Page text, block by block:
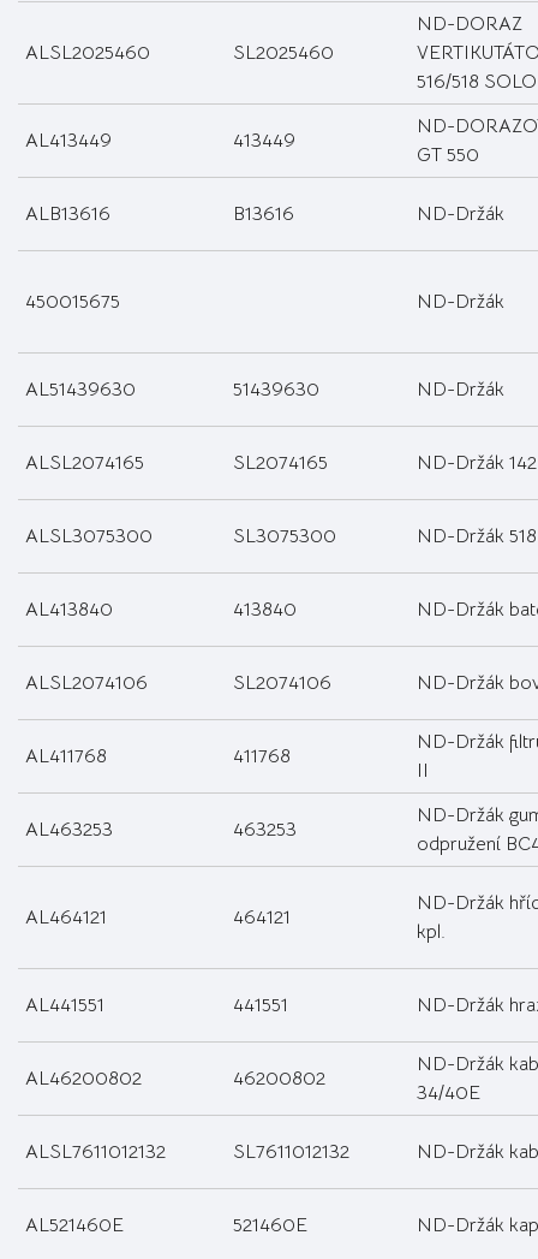
ALSL2025460 SL2025460
ND-DORAZ
516/518 SOLO
AL413449 413449
ND-
GT 550
ALB13616 B13616 ND-Držák
450015675 ND-Držák
AL51439630 51439630 ND-Držák
ALSL2074165 SL2074165 ND-Držák
ALSL3075300 SL3075300 ND-Držák 518
AL413840 413840 ND-Držák
ALSL2074106 SL2074106 ND-Držák
AL411768 411768
ND-Držák
II
AL463253 463253
ND-Držák
odpružení
AL464121 464121
ND-Držák
kpl.
AL441551 441551 ND-Držák
AL46200802 46200802
ND-Držák
34/40E
ALSL7611012132 SL7611012132 ND-Držák
AL521460E 521460E ND-Držák